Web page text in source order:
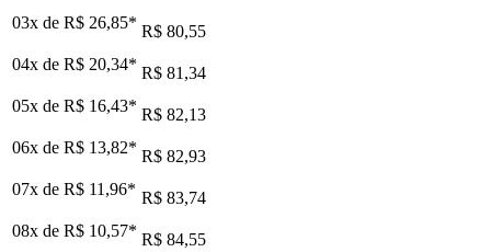
03x de R$ 26,85* R$ 80,55
04x de R$ 20,34* R$ 81,34
05x de R$ 16,43* R$ 82,13
06x de R$ 13,82* R$ 82,93
07x de R$ 11,96* R$ 83,74
08x de R$ 10,57* R$ 84,55